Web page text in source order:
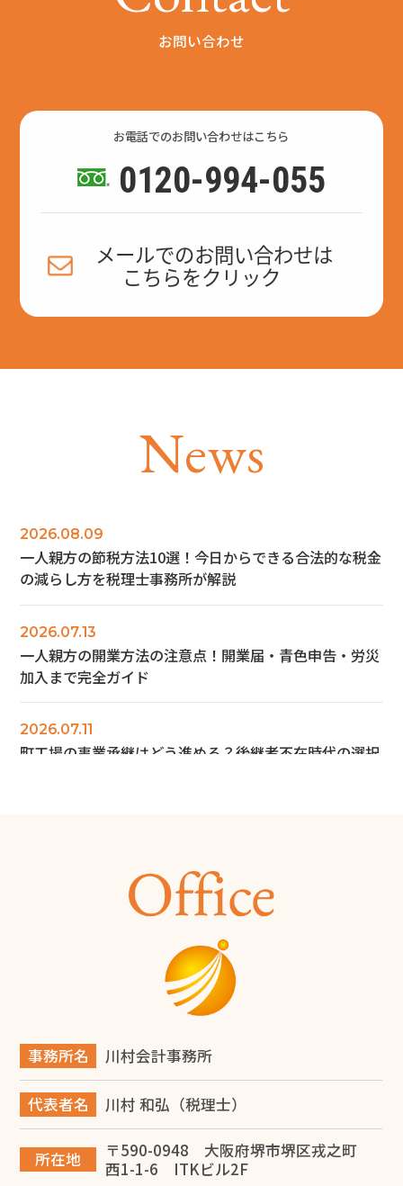
お問い合わせ
お電話でのお問い合わせはこちら
0120-994-055
メールでのお問い合わせは
こちらをクリック
News
2026.08.09
一人親方の節税方法10選！今日からできる合法的な税金
の減らし方を税理士事務所が解説
2026.07.13
一人親方の開業方法の注意点！開業届・青色申告・労災
加入まで完全ガイド
2026.07.11
町工場の事業承継はどう進める？後継者不在時代の選択
商工会議所とは？会員にならなくても使える無料サービ
ス12選と入会メリットを解説
旅費規程の日当とは？堺市の税理士が解説
2026.06.14
堺市で事業承継を成功させるには？税理士が教える対策
と進め方
事務所名 川村会計事務所
代表者名 川村 和弘（税理士）
所在地
〒590-0948 大阪府堺市堺区戎之町
西1-1-6 ITKビル2F